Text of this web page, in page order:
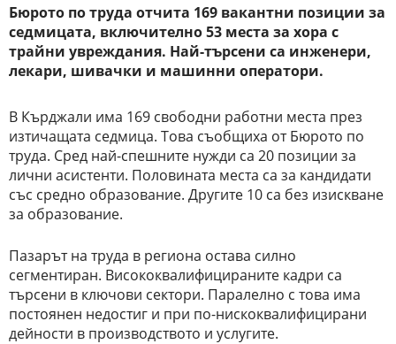
Бюрото по труда отчита 169 вакантни позиции за
седмицата, включително 53 места за хора с
трайни увреждания. Най-търсени са инженери,
лекари, шивачки и машинни оператори.
В Кърджали има 169 свободни работни места през
изтичащата седмица. Това съобщиха от Бюрото по
труда. Сред най-спешните нужди са 20 позиции за
лични асистенти. Половината места са за кандидати
със средно образование. Другите 10 са без изискване
за образование.
Пазарът на труда в региона остава силно
сегментиран. Висококвалифицираните кадри са
търсени в ключови сектори. Паралелно с това има
постоянен недостиг и при по-нискоквалифицирани
дейности в производството и услугите.